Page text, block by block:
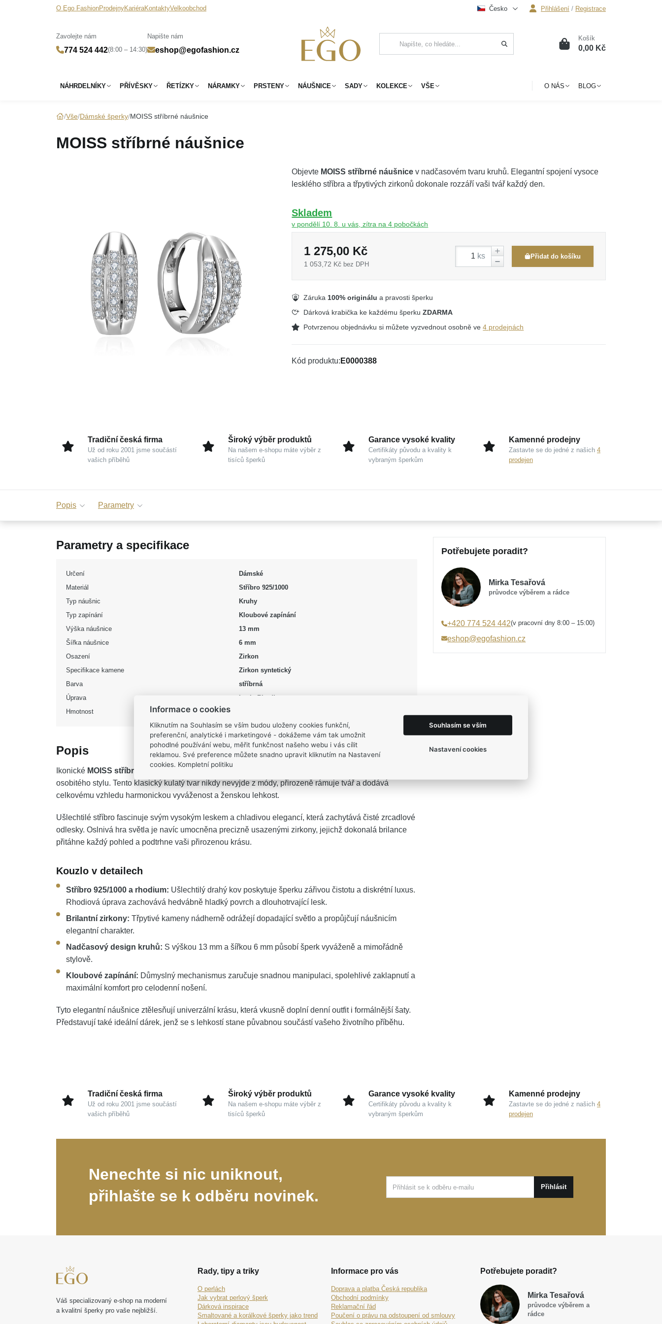
O Ego FashionProdejnyKariéraKontaktyVelkoobchod
Zavolejte nám
774 524 442(8:00 – 14:30)
Napište nám
eshop@egofashion.cz
Česko Přihlášení / Registrace
0 Košík
0,00 Kč
NÁHRDELNÍKY PŘÍVĚSKY ŘETÍZKY NÁRAMKY PRSTENY NÁUŠNICE SADY KOLEKCE VŠE O NÁS BLOG
Vše Dámské šperky MOISS stříbrné náušnice
MOISS stříbrné náušnice
Objevte MOISS stříbrné náušnice v nadčasovém tvaru kruhů. Elegantní spojení vysoce
lesklého stříbra a třpytivých zirkonů dokonale rozzáří vaši tvář každý den.
Skladem
v pondělí 10. 8. u vás, zítra na 4 pobočkách
1 275,00 Kč
1 053,72 Kč bez DPH
ks Přidat do košíku
Záruka 100% originálu a pravosti šperku
Dárková krabička ke každému šperkuZDARMA
Potvrzenou objednávku si můžete vyzvednout osobně ve4 prodejnách
Kód produktu E0000388
Tradiční česká firma
Už od roku 2001 jsme součástí
vašich příběhů
Široký výběr produktů
Na našem e-shopu máte výběr z
tisíců šperků
Garance vysoké kvality
Certifikáty původu a kvality k
vybraným šperkům
Kamenné prodejny
Zastavte se do jedné z našich 4
prodejen
Popis Parametry
Parametry a specifikace
Určení
Dámské
Materiál
Stříbro 925/1000
Typ náušnic
Kruhy
Typ zapínání
Kloubové zapínání
Výška náušnice
13 mm
Šířka náušnice
6 mm
Osazení
Zirkon
Specifikace kamene
Zirkon syntetický
Barva
stříbrná
Úprava
Lesk, Rhodium
Hmotnost
Popis
Ikonické MOISS stříbrné náušnice
ve tvaru jemných kruhů se stanou nadčasovou součástí vašeho
osobitého stylu. Tento klasický kulatý tvar nikdy nevyjde z módy, přirozeně rámuje tvář a dodává
celkovému vzhledu harmonickou vyváženost a ženskou lehkost.
Ušlechtilé stříbro fascinuje svým vysokým leskem a chladivou elegancí, která zachytává čisté zrcadlové
odlesky. Oslnivá hra světla je navíc umocněna precizně usazenými zirkony, jejichž dokonalá brilance
přitáhne každý pohled a podtrhne vaši přirozenou krásu.
Kouzlo v detailech
Stříbro 925/1000 a rhodium: Ušlechtilý drahý kov poskytuje šperku zářivou čistotu a diskrétní luxus.
Rhodiová úprava zachovává hedvábně hladký povrch a dlouhotrvající lesk.
Brilantní zirkony: Třpytivé kameny nádherně odrážejí dopadající světlo a propůjčují náušnicím
elegantní charakter.
Nadčasový design kruhů: S výškou 13 mm a šířkou 6 mm působí šperk vyváženě a mimořádně
stylově.
Kloubové zapínání: Důmyslný mechanismus zaručuje snadnou manipulaci, spolehlivé zaklapnutí a
maximální komfort pro celodenní nošení.
Tyto elegantní náušnice ztělesňují univerzální krásu, která vkusně doplní denní outfit i formálnější šaty.
Představují také ideální dárek, jenž se s lehkostí stane půvabnou součástí vašeho životního příběhu.
Potřebujete poradit?
Mirka Tesařová
průvodce výběrem a rádce
+420 774 524 442(v pracovní dny 8:00 – 15:00)
eshop@egofashion.cz
Tradiční česká firma
Už od roku 2001 jsme součástí
vašich příběhů
Široký výběr produktů
Na našem e-shopu máte výběr z
tisíců šperků
Garance vysoké kvality
Certifikáty původu a kvality k
vybraným šperkům
Kamenné prodejny
Zastavte se do jedné z našich 4
prodejen
Nenechte si nic uniknout,
přihlašte se k odběru novinek.
Přihlásit
Váš specializovaný e-shop na moderní
a kvalitní šperky pro vaše nejbližší.
Rady, tipy a triky
O perlách
Jak vybrat perlový šperk
Dárková inspirace
Smaltované a korálkové šperky jako trend
Informace pro vás
Doprava a platba Česká republika
Obchodní podmínky
Reklamační řád
Poučení o právu na odstoupení od smlouvy
Potřebujete poradit?
Mirka Tesařová
průvodce výběrem a
rádce
Informace o cookies
Kliknutím na Souhlasím se vším budou uloženy cookies funkční,
preferenční, analytické i marketingové - dokážeme vám tak umožnit
pohodlné používání webu, měřit funkčnost našeho webu i vás cílit
reklamou. Své preference můžete snadno upravit kliknutím na Nastavení
cookies. Kompletní politiku
Souhlasím se vším
Nastavení cookies